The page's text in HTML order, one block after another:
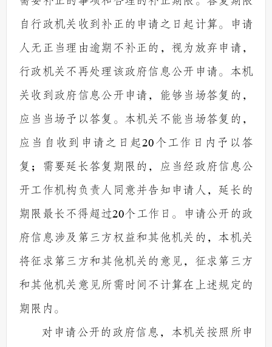
自行政机关收到补正的申请之日起计算。申请
人无正当理由逾期不补正的，视为放弃申请，
行政机关不再处理该政府信息公开申请。本机
关收到政府信息公开申请，能够当场答复的，
应当当场予以答复。本机关不能当场答复的，
应当自收到申请之日起20个工作日内予以答
复；需要延长答复期限的，应当经政府信息公
开工作机构负责人同意并告知申请人，延长的
期限最长不得超过20个工作日。申请公开的政
府信息涉及第三方权益和其他机关的，本机关
将征求第三方和其他机关的意见，征求第三方
和其他机关意见所需时间不计算在上述规定的
期限内。
对申请公开的政府信息，本机关按照所申